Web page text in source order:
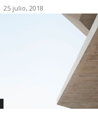
25 julio, 2018